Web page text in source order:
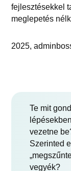
fejlesztésekkel
meglepetés
2025,
Te mit
vezetne
Szerinted
vegyék?